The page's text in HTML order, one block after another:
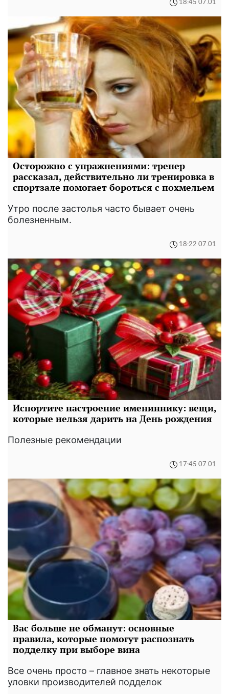
18:45 07.01
Осторожно с упражнениями: тренер
рассказал, действительно ли тренировка в
спортзале помогает бороться с похмельем
Утро после застолья часто бывает очень
болезненным.
18:22 07.01
Испортите настроение имениннику: вещи,
которые нельзя дарить на День рождения
Полезные рекомендации
17:45 07.01
Вас больше не обманут: основные
правила, которые помогут распознать
подделку при выборе вина
Все очень просто – главное знать некоторые
уловки производителей подделок